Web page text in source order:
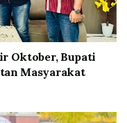
Oktober, Bupati
Masyarakat